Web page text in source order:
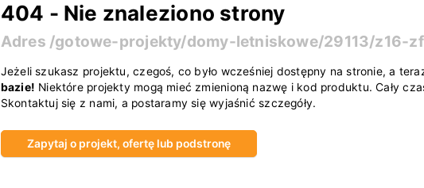
404 - Nie znaleziono strony
Adres /gotowe-projekty/domy-letniskowe/29113/z16-
Jeżeli szukasz projektu, czegoś, co było wcześniej dostępny na stronie, a
bazie! Niektóre projekty mogą mieć zmienioną nazwę i kod produktu. Cały
Skontaktuj się z nami, a postaramy się wyjaśnić szczegóły.
Zapytaj o projekt, ofertę lub podstronę